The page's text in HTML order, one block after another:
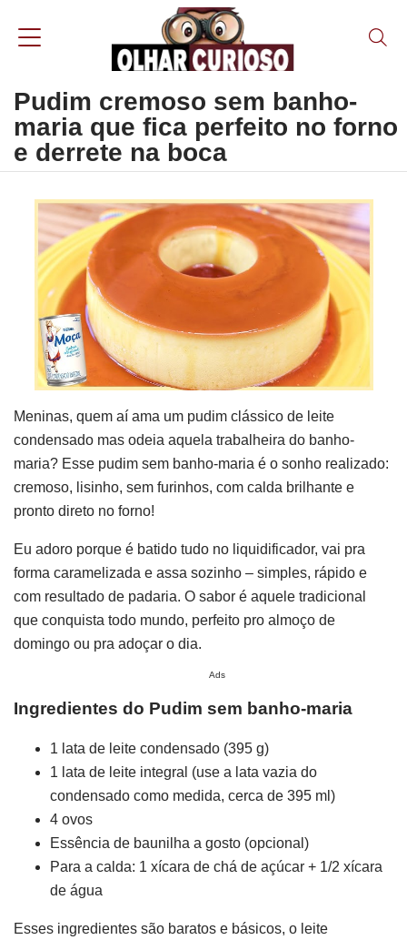
Pudim cremoso sem banho-
maria que fica perfeito no forno
e derrete na boca
Meninas, quem aí ama um pudim clássico de leite
condensado mas odeia aquela trabalheira do banho-
maria? Esse pudim sem banho-maria é o sonho realizado:
cremoso, lisinho, sem furinhos, com calda brilhante e
pronto direto no forno!
Eu adoro porque é batido tudo no liquidificador, vai pra
forma caramelizada e assa sozinho – simples, rápido e
com resultado de padaria. O sabor é aquele tradicional
que conquista todo mundo, perfeito pro almoço de
domingo ou pra adoçar o dia.
Ads
Ingredientes do Pudim sem banho-maria
1 lata de leite condensado (395 g)
1 lata de leite integral (use a lata vazia do
condensado como medida, cerca de 395 ml)
4 ovos
Essência de baunilha a gosto (opcional)
Para a calda: 1 xícara de chá de açúcar + 1/2 xícara
de água
Esses ingredientes são baratos e básicos, o leite